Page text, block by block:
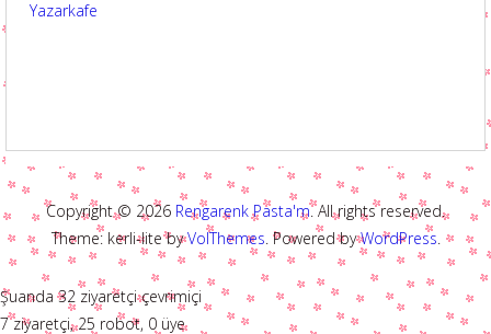
Copyright © 2026 Rengarenk Pasta'm. All rights reserved.
Theme: kerli-lite byVolThemes. Powered byWordPress.
Şuanda 32 ziyaretçi çevrimiçi
7 ziyaretçi, 25 robot, 0 üye